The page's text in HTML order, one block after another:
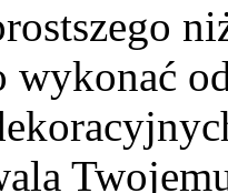
wykonać